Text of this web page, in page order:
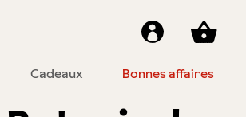
Cadeaux Bonnes affaires